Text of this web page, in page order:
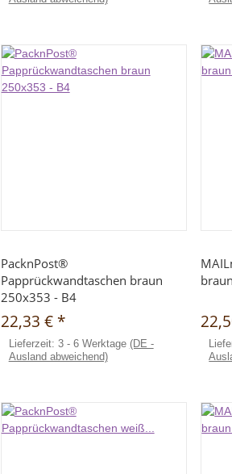
PacknPost®
Papprückwandtaschen braun
250x353 - B4
22,33 € *
Lieferzeit: 3 - 6 Werktage (DE -
Ausland abweichend)